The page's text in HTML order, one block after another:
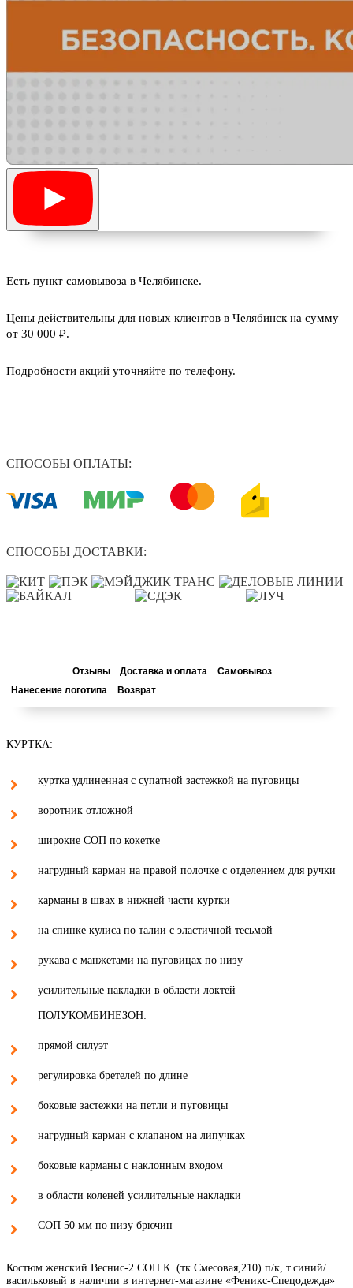
Есть пункт самовывоза в Челябинске.
Цены действительны для новых клиентов в Челябинск на сумму
от 30 000 ₽.
Подробности акций уточняйте по телефону.
СПОСОБЫ ОПЛАТЫ:
СПОСОБЫ ДОСТАВКИ:
Отзывы Доставка и оплата
Самовывоз
Нанесение логотипа
Возврат
КУРТКА:
куртка удлиненная с супатной застежкой на пуговицы
воротник отложной
широкие СОП по кокетке
нагрудный карман на правой полочке с отделением для ручки
карманы в швах в нижней части куртки
на спинке кулиса по талии с эластичной тесьмой
рукава с манжетами на пуговицах по низу
усилительные накладки в области локтей
ПОЛУКОМБИНЕЗОН:
прямой силуэт
регулировка бретелей по длине
боковые застежки на петли и пуговицы
нагрудный карман с клапаном на липучках
боковые карманы с наклонным входом
в области коленей усилительные накладки
СОП 50 мм по низу брючин
Костюм женский Веснис-2 СОП К. (тк.Смесовая,210) п/к, т.синий/
васильковый в наличии в интернет-магазине «Феникс-Спецодежда»